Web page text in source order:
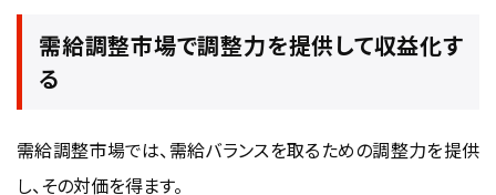
需給調整市場で調整力を提供して収益化す
る
需給調整市場では、需給バランスを取るための調整力を提供
し、その対価を得ます。